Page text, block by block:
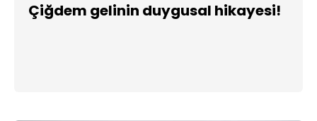
Çiğdem gelinin duygusal hikayesi!